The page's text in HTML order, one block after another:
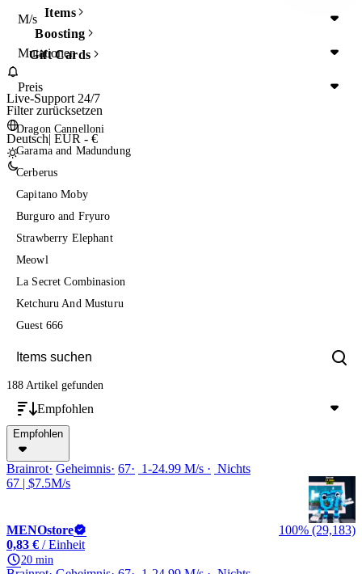
Items
Boosting
Gift Cards
Live-Support 24/7
Deutsch| EUR - €
M/s
Mutationen
Preis
Filter zurücksetzen
Dragon Cannelloni
Garama and Madundung
Cerberus
Capitano Moby
Burguro and Fryuro
Strawberry Elephant
Meowl
La Secret Combinasion
Ketchuru And Musturu
Guest 666
188 Artikel gefunden
Empfohlen
Empfohlen
Brainrot Geheimnis 67 1-24.99 M/s
Nichts
67 | $7.5M/s
MENOstore
100% (29,183)
0,83 € / Einheit
20 min